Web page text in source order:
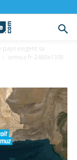
pays exigent sa
ormuz-fr-2480x1395